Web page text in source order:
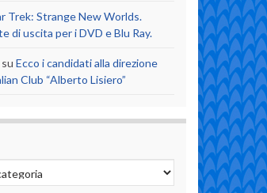
Trek: Strange New Worlds.
di uscita per i DVD e Blu Ray.
su Ecco i candidati alla direzione
Club “Alberto Lisiero”